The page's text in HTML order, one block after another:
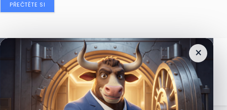
PŘEČTĚTE SI
×
Nejčtenějšízprávy